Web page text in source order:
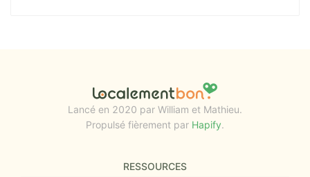
Lancé en 2020 par William et Mathieu.
Propulsé fièrement par Hapify.
RESSOURCES